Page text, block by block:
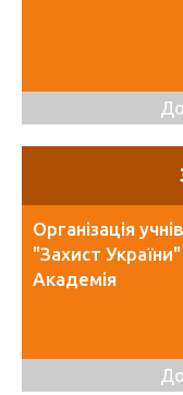
Організація
"Захист
Академія